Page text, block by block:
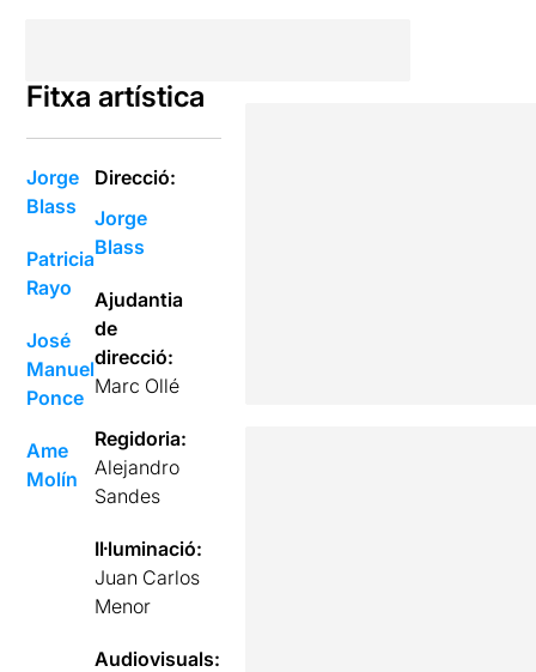
Fitxa artística
Jorge
Blass
Patricia
Rayo
José
Manuel
Ponce
Ame
Molín
Direcció:
Jorge
Blass
Ajudantia
de
direcció:
Marc Ollé
Regidoria:
Alejandro
Sandes
Il·luminació:
Juan Carlos
Menor
Audiovisuals: